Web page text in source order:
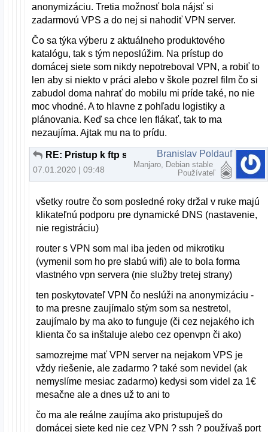
anonymizáciu. Tretia možnosť bola nájsť si
zadarmovú VPS a do nej si nahodiť VPN server.
Čo sa týka výberu z aktuálneho produktového
katalógu, tak s tým neposlúžim. Na prístup do
domácej siete som nikdy nepotreboval VPN, a robiť to
len aby si niekto v práci alebo v škole pozrel film čo si
zabudol doma nahrať do mobilu mi príde také, no nie
moc vhodné. A to hlavne z pohľadu logistiky a
plánovania. Keď sa chce len flákať, tak to ma
nezaujíma. Ajtak mu na to prídu.
RE: Pristup k ftp serveru z inej ako domacej siete
07.01.2020 | 09:48
Branislav Poldauf
Manjaro, Debian stable
Používateľ
všetky routre čo som posledné roky držal v ruke majú
klikateľnú podporu pre dynamické DNS (nastavenie,
nie registráciu)
router s VPN som mal iba jeden od mikrotiku
(vymenil som ho pre slabú wifi) ale to bola forma
vlastného vpn servera (nie služby tretej strany)
ten poskytovateľ VPN čo neslúži na anonymizáciu -
to ma presne zaujímalo stým som sa nestretol,
zaujímalo by ma ako to funguje (či cez nejakého ich
klienta čo sa inštaluje alebo cez openvpn či ako)
samozrejme mať VPN server na nejakom VPS je
vždy riešenie, ale zadarmo ? také som nevidel (ak
nemyslíme mesiac zadarmo) kedysi som videl za 1€
mesačne ale a dnes už to ani to
čo ma ale reálne zaujíma ako pristupuješ do
domácej siete ked nie cez VPN ? ssh ? používaš port